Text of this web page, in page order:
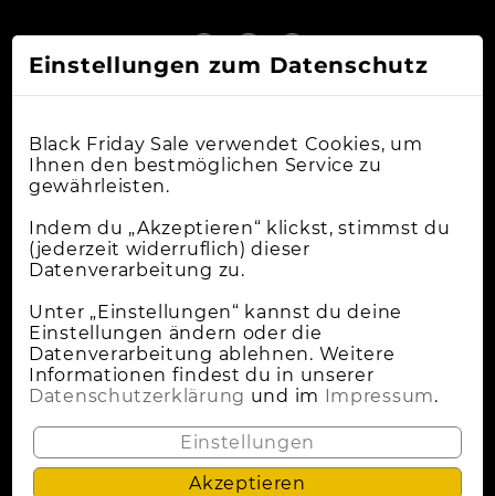
Online-Shops
Apple Deals
Cybermonday
News
Wann Ist Black Friday?
Impressum
Einstellungen zum Datenschutz
Black Friday Sale verwendet Cookies, um
Ihnen den bestmöglichen Service zu
gewährleisten.
Indem du „Akzeptieren“ klickst, stimmst du
(jederzeit widerruflich) dieser
Datenverarbeitung zu.
Unter „Einstellungen“ kannst du deine
Einstellungen ändern oder die
Datenverarbeitung ablehnen. Weitere
Informationen findest du in unserer
Datenschutzerklärung und im Impressum.
Einstellungen
Akzeptieren